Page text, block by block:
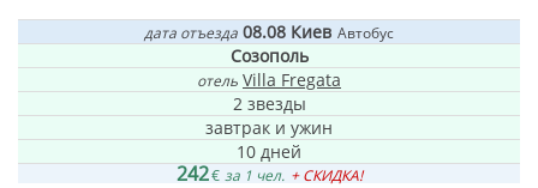
дата отъезда 08.08 Киев Автобус
Созополь
отель Villa Fregata
2 звезды
завтрак и ужин
10 дней
242€ за 1 чел. + СКИДКА!